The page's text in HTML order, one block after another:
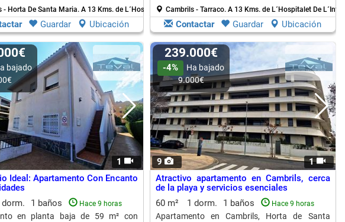
- Horta De Santa Maria. A 13 Kms. de L´Hospitalet De L´Infant
Guardar Ubicación
Amueblado y en zona residencial.
Cambrils - Tarraco. A 13 Kms. de L´Hospitalet De
Contactar Guardar Ubicación
1
bajado
Ideal: Apartamento Con Encanto
dorm. 1 baños Hace 9 horas
en planta baja de 59 m² con
9 1
239.000€
-4%
Ha bajado
9.000€
Atractivo apartamento en Cambrils, cerca
de la playa y servicios esenciales
60 m²
1 dorm. 1 baños Hace 9 horas
Apartamento en Cambrils, Horta de Santa